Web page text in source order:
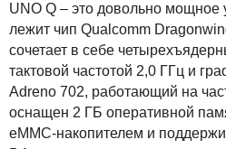
UNO Q – это довольно мощное
лежит чип Qualcomm
сочетает в себе
тактовой частотой 2,0 ГГц и
Adreno 702, работающий на
оснащен 2 ГБ оперативной
eMMC-накопителем и